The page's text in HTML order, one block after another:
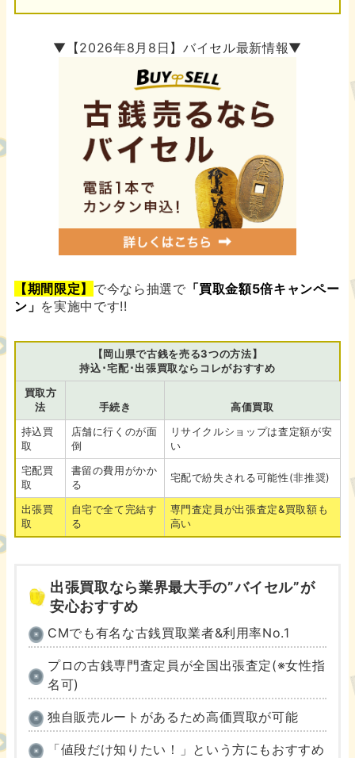
▼【2026年8月8日】バイセル最新情報▼
【期間限定】 で今なら抽選で 「買取金額5倍キャンペー
ン」 を実施中です!!
【岡山県で古銭を売る3つの方法】
持込･宅配･出張買取ならコレがおすすめ
買取方
法
手続き
高価買取
持込買
取
店舗に行くのが面
倒
リサイクルショップは査定額が安
い
宅配買
取
書留の費用がかか
る
宅配で紛失される可能性(非推奨)
出張買
取
自宅で全て完結す
る
専門査定員が出張査定&買取額も
高い
出張買取なら業界最大手の”バイセル”が
安心おすすめ
CMでも有名な古銭買取業者&利用率No.1
プロの古銭専門査定員が全国出張査定(※女性指
名可)
独自販売ルートがあるため高価買取が可能
「値段だけ知りたい！」という方にもおすすめ